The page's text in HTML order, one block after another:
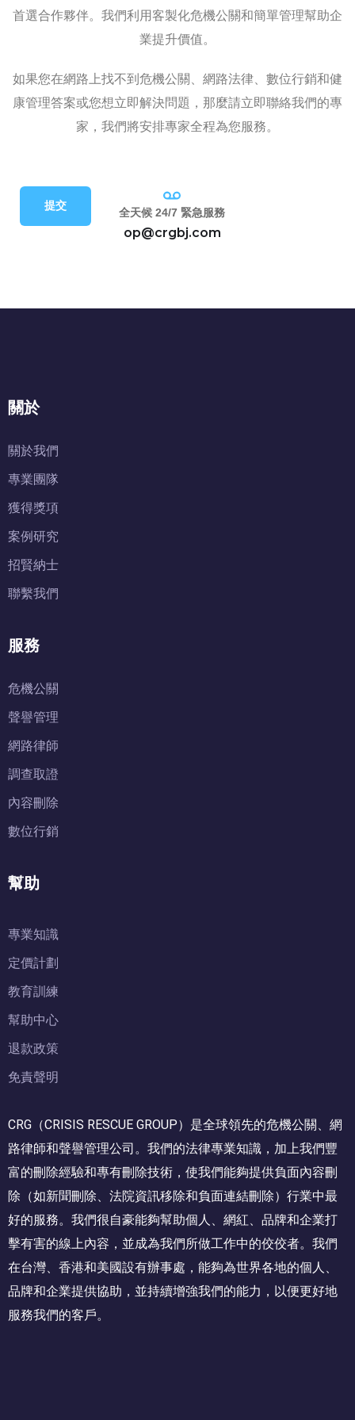
首選合作夥伴。我們利用客製化危機公關和簡單管理幫助企
業提升價值。
如果您在網路上找不到危機公關、網路法律、數位行銷和健
康管理答案或您想立即解決問題，那麼請立即聯絡我們的專
家，我們將安排專家全程為您服務。
提交 全天候 24/7 緊急服務
op@crgbj.com
關於
關於我們
專業團隊
獲得獎項
案例研究
招賢納士
聯繫我們
服務
危機公關
聲譽管理
網路律師
調查取證
內容刪除
數位行銷
幫助
專業知識
定價計劃
教育訓練
幫助中心
退款政策
免責聲明
CRG（CRISIS RESCUE GROUP）是全球領先的危機公關、網
路律師和聲譽管理公司。我們的法律專業知識，加上我們豐
富的刪除經驗和專有刪除技術，使我們能夠提供負面內容刪
除（如新聞刪除、法院資訊移除和負面連結刪除）行業中最
好的服務。我們很自豪能夠幫助個人、網紅、品牌和企業打
擊有害的線上內容，並成為我們所做工作中的佼佼者。我們
在台灣、香港和美國設有辦事處，能夠為世界各地的個人、
品牌和企業提供協助，並持續增強我們的能力，以便更好地
服務我們的客戶。